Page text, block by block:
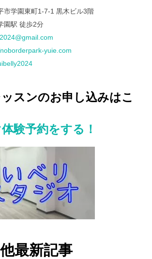
市学園東町1-7-1 黒木ビル3階
園駅 徒歩2分
yuie.com
スンのお申し込みはこ
験予約をする！
最新記事